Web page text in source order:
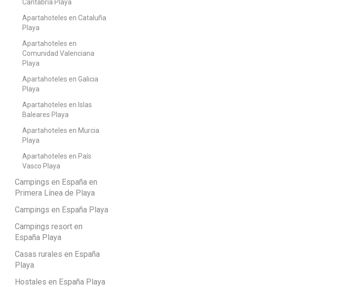
Cantabria Playa
Apartahoteles en Cataluña
Playa
Apartahoteles en
Comunidad Valenciana
Playa
Apartahoteles en Galicia
Playa
Apartahoteles en Islas
Baleares Playa
Apartahoteles en Murcia
Playa
Apartahoteles en País
Vasco Playa
Campings en España en
Primera Línea de Playa
Campings en España Playa
Campings resort en
España Playa
Casas rurales en España
Playa
Hostales en España Playa